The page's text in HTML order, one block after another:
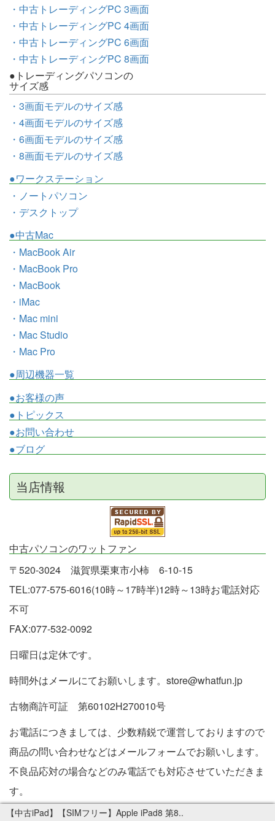
【中古iPad】【SIMフリー】Apple iPad8 第8..
・中古トレーディングPC 3画面
・中古トレーディングPC 4画面
・中古トレーディングPC 6画面
・中古トレーディングPC 8画面
●トレーディングパソコンの
サイズ感
・3画面モデルのサイズ感
・4画面モデルのサイズ感
・6画面モデルのサイズ感
・8画面モデルのサイズ感
●ワークステーション
・ノートパソコン
・デスクトップ
●中古Mac
・MacBook Air
・MacBook Pro
・MacBook
・iMac
・Mac mini
・Mac Studio
・Mac Pro
●周辺機器一覧
●お客様の声
●トピックス
●お問い合わせ
●ブログ
当店情報
中古パソコンのワットファン
〒520-3024 滋賀県栗東市小柿 6-10-15
TEL:077-575-6016(10時～17時半)12時～13時お電話対応
不可
FAX:077-532-0092
日曜日は定休です。
時間外はメールにてお願いします。store@whatfun.jp
古物商許可証 第60102H270010号
お電話につきましては、少数精鋭で運営しておりますので
商品の問い合わせなどはメールフォームでお願いします。
不良品応対の場合などのみ電話でも対応させていただきま
す。
特定商取引法に基づく表記